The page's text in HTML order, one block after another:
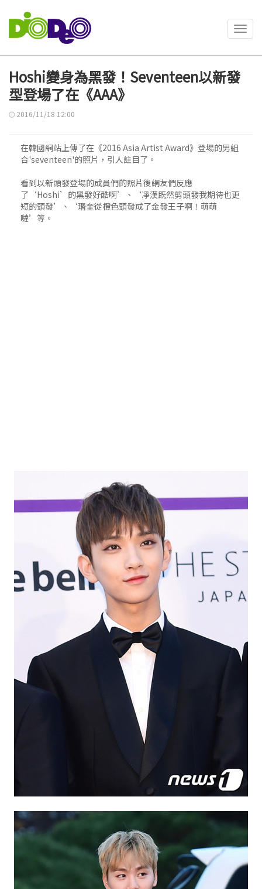
Hoshi變身為黑發！Seventeen以新發
型登場了在《AAA》
2016/11/18 12:00
在韓國網站上傳了在《2016 Asia Artist Award》登場的男組
合'seventeen'的照片，引人註目了。
看到以新頭發登場的成員們的照片後網友們反應
了‘Hoshi’的黑發好酷啊’、‘凈漢既然剪頭發我期待也更
短的頭發’、‘瑉奎從橙色頭發成了金發王子啊！萌萌
噠’等。